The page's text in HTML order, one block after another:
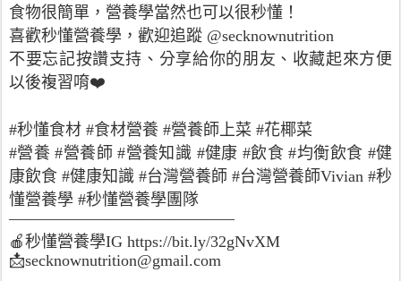
食物很簡單，營養學當然也可以很秒懂！
喜歡秒懂營養學，歡迎追蹤 @secknownutrition
不要忘記按讚支持、分享給你的朋友、收藏起來方便
以後複習唷❤️
#秒懂食材 #食材營養 #營養師上菜 #花椰菜
#營養 #營養師 #營養知識 #健康 #飲食 #均衡飲食 #健
康飲食 #健康知識 #台灣營養師 #台灣營養師Vivian #秒
懂營養學 #秒懂營養學團隊
——————————————
🍎秒懂營養學IG https://bit.ly/32gNvXM
📩secknownutrition@gmail.com